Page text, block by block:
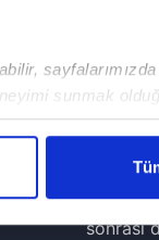
sunmak
reklamların
hedefli reklamlar
Lamine
sonrası